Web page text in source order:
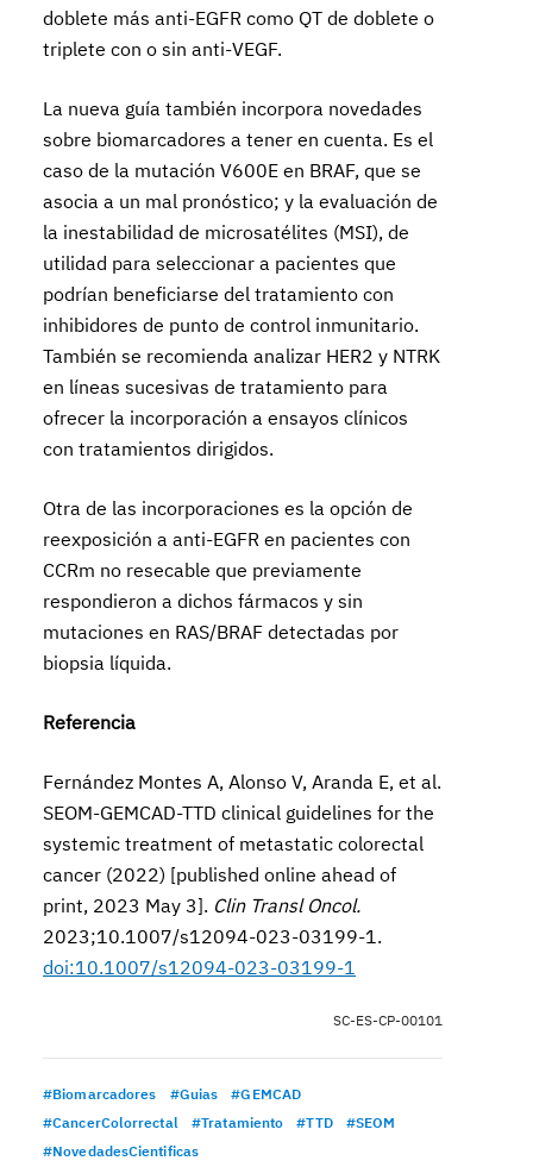
doblete más anti-EGFR como QT de doblete o
triplete con o sin anti-VEGF.
La nueva guía también incorpora novedades
sobre biomarcadores a tener en cuenta. Es el
caso de la mutación V600E en BRAF, que se
asocia a un mal pronóstico; y la evaluación de
la inestabilidad de microsatélites (MSI), de
utilidad para seleccionar a pacientes que
podrían beneficiarse del tratamiento con
inhibidores de punto de control inmunitario.
También se recomienda analizar HER2 y NTRK
en líneas sucesivas de tratamiento para
ofrecer la incorporación a ensayos clínicos
con tratamientos dirigidos.
Otra de las incorporaciones es la opción de
reexposición a anti-EGFR en pacientes con
CCRm no resecable que previamente
respondieron a dichos fármacos y sin
mutaciones en RAS/BRAF detectadas por
biopsia líquida.
Referencia
Fernández Montes A, Alonso V, Aranda E, et al.
SEOM-GEMCAD-TTD clinical guidelines for the
systemic treatment of metastatic colorectal
cancer (2022) [published online ahead of
print, 2023 May 3]. Clin Transl Oncol.
2023;10.1007/s12094-023-03199-1.
doi:10.1007/s12094-023-03199-1
SC-ES-CP-00101
#Biomarcadores #Guias
#GEMCAD
#CancerColorrectal
#Tratamiento #TTD
#SEOM
#NovedadesCientificas